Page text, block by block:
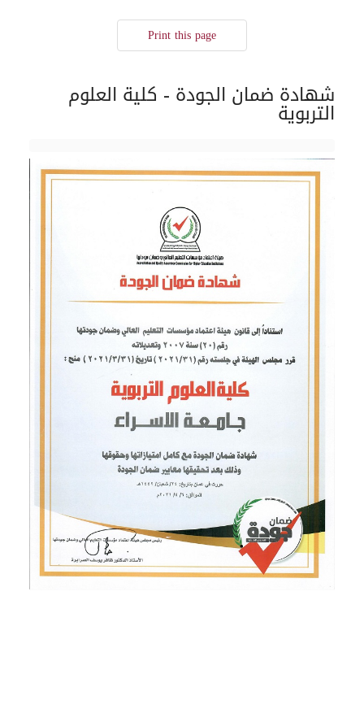
Print this page
شهادة ضمان الجودة - كلية العلوم
التربوية